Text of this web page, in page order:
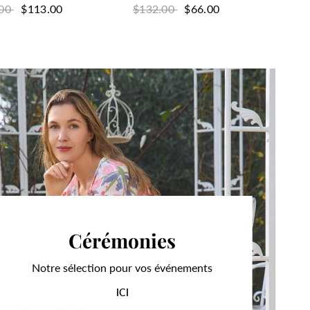
$113.00
$132.00 $66.00
Cérémonies
Notre sélection pour vos événements
ICI